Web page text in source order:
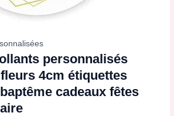
personnalisés
4cm étiquettes
cadeaux fêtes